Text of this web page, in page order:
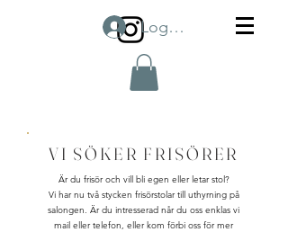
Logga in
VI SÖKER FRISÖRER
Är du frisör och vill bli egen eller letar stol?
Vi har nu två stycken frisörstolar till uthyrning på
salongen. Är du intresserad når du oss enklas vi
mail eller telefon, eller kom förbi oss för mer